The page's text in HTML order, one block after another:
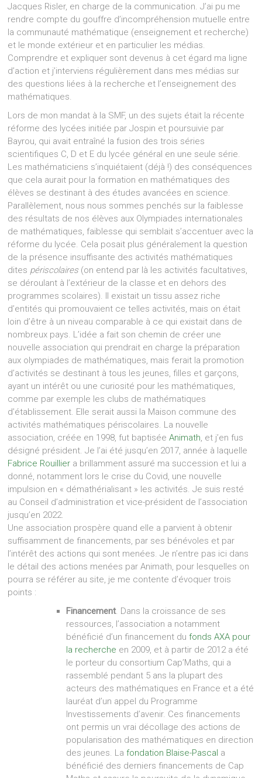
Jacques Risler, en charge de la communication. J’ai pu me
rendre compte du gouffre d’incompréhension mutuelle entre
la communauté mathématique (enseignement et recherche)
et le monde extérieur et en particulier les médias.
Comprendre et expliquer sont devenus à cet égard ma ligne
d’action et j’interviens régulièrement dans mes médias sur
des questions liées à la recherche et l’enseignement des
mathématiques.
Lors de mon mandat à la SMF, un des sujets était la récente
réforme des lycées initiée par Jospin et poursuivie par
Bayrou, qui avait entraîné la fusion des trois séries
scientifiques C, D et E du lycée général en une seule série.
Les mathématiciens s’inquiétaient (déjà !) des conséquences
que cela aurait pour la formation en mathématiques des
élèves se destinant à des études avancées en science.
Parallèlement, nous nous sommes penchés sur la faiblesse
des résultats de nos élèves aux Olympiades internationales
de mathématiques, faiblesse qui semblait s’accentuer avec la
réforme du lycée. Cela posait plus généralement la question
de la présence insuffisante des activités mathématiques
dites périscolaires (on entend par là les activités facultatives,
se déroulant à l’extérieur de la classe et en dehors des
programmes scolaires). Il existait un tissu assez riche
d’entités qui promouvaient ce telles activités, mais on était
loin d’être à un niveau comparable à ce qui existait dans de
nombreux pays. L’idée a fait son chemin de créer une
nouvelle association qui prendrait en charge la préparation
aux olympiades de mathématiques, mais ferait la promotion
d’activités se destinant à tous les jeunes, filles et garçons,
ayant un intérêt ou une curiosité pour les mathématiques,
comme par exemple les clubs de mathématiques
d’établissement. Elle serait aussi la Maison commune des
activités mathématiques périscolaires. La nouvelle
association, créée en 1998, fut baptiséeAnimath, et j’en fus
désigné président. Je l’ai été jusqu’en 2017, année à laquelle
Fabrice Rouillier a brillamment assuré ma succession et lui a
donné, notamment lors le crise du Covid, une nouvelle
impulsion en « démathérialisant » les activités. Je suis resté
au Conseil d’administration et vice-président de l’association
jusqu’en 2022.
Une association prospère quand elle a parvient à obtenir
suffisamment de financements, par ses bénévoles et par
l’intérêt des actions qui sont menées. Je n’entre pas ici dans
le détail des actions menées par Animath, pour lesquelles on
pourra se référer au site, je me contente d’évoquer trois
points :
Financement. Dans la croissance de ses
ressources, l’association a notamment
bénéficié d’un financement dufonds AXA pour
la recherche en 2009, et à partir de 2012 a été
le porteur du consortium Cap’Maths, qui a
rassemblé pendant 5 ans la plupart des
acteurs des mathématiques en France et a été
lauréat d’un appel du Programme
Investissements d’avenir. Ces financements
ont permis un vrai décollage des actions de
popularisation des mathématiques en direction
des jeunes. Lafondation Blaise-Pascal a
bénéficié des derniers financements de Cap